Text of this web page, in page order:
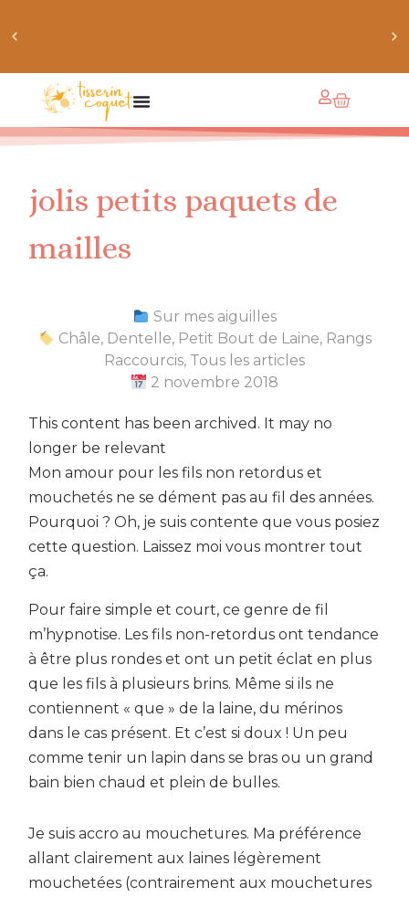
chaussettes douillettes :: le livre de chaussettes pour
petits et grands
jolis petits paquets de
mailles
Sur mes aiguilles
Châle, Dentelle, Petit Bout de Laine, Rangs
Raccourcis, Tous les articles
2 novembre 2018
This content has been archived. It may no
longer be relevant
Mon amour pour les fils non retordus et
mouchetés ne se dément pas au fil des années.
Pourquoi ? Oh, je suis contente que vous posiez
cette question. Laissez moi vous montrer tout
ça.
Pour faire simple et court, ce genre de fil
m’hypnotise. Les fils non-retordus ont tendance
à être plus rondes et ont un petit éclat en plus
que les fils à plusieurs brins. Même si ils ne
contiennent « que » de la laine, du mérinos
dans le cas présent. Et c’est si doux ! Un peu
comme tenir un lapin dans se bras ou un grand
bain bien chaud et plein de bulles.
Je suis accro au mouchetures. Ma préférence
allant clairement aux laines légèrement
mouchetées (contrairement aux mouchetures